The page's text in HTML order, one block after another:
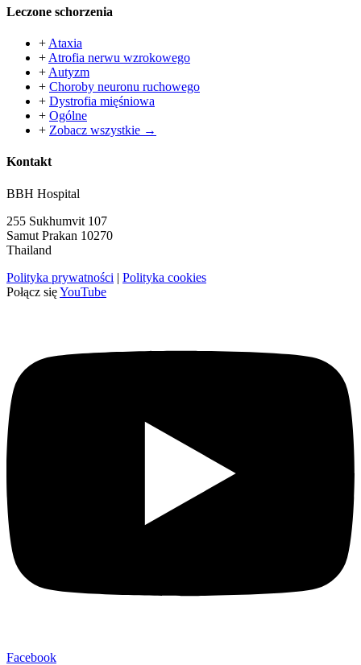
Leczone schorzenia
+ Ataxia
+ Atrofia nerwu wzrokowego
+ Autyzm
+ Choroby neuronu ruchowego
+ Dystrofia mięśniowa
+ Ogólne
+ Zobacz wszystkie →
Kontakt
BBH Hospital
255 Sukhumvit 107
Samut Prakan 10270
Thailand
Polityka prywatności | Polityka cookies
Połącz sięYouTube
Facebook